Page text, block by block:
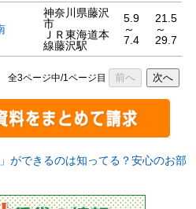
神奈川県藤沢
市
ＪＲ東海道本
線藤沢駅
5.9
～
7.4
21.5
～
29.7
全3ページ中/1ページ目 前へ 次へ
ができるのは知ってる？安心のお部